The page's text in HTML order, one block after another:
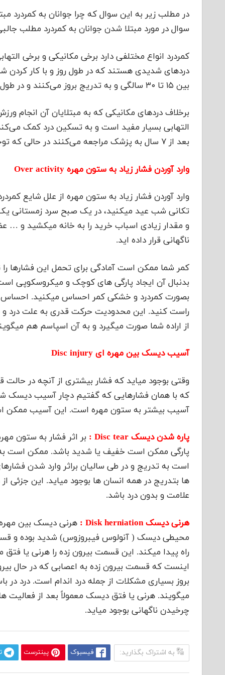
در مطلب زیر به این سوال که چرا جوانان به کمردرد
سوال در مورد مبتلا شدن جوانان به کمردرد مطلب
دردهای شدیدی هستند که در طول روز و با کار کردن
بین ۱۵ تا ۳۰ سالگی و به تدریج بروز می‌کنند و در طول شب و نزدیک صبح میزان شدت بیشتری دارند.
برخلاف دردهای مکانیکی که به مبتلایان آن انجام
التهابی بسیار مفید است و به تسکین درد کمک می‌کند.
بعد از ۷ سال به پزشک مراجعه می‌کنند در حالی که توجه به درد و مراجعه زودهنگام به رفع دلیل درد کمک خواهد کرد.
وارد آوردن فشار زیاد به ستون مهره Over activity
وارد آوردن فشار زیاد به ستون مهره از علل شایع
تکانی شب عید میکنید، در یک صبح سرد زمستانی یک
و مقدار زیادی اسباب خرید را به خانه میکشید و …
ناگهانی قرار داده اید.
کمر شما ممکن است آمادگی برای تحمل این فشارها
بدنبال آن ایجاد پارگی های کوچک و میکروسکوپی
بصورت کمردرد و خشکی کمر احساس میکنید. احساس
راست کنید. این محدودیت حرکت قدری به علت درد
از اراده شما صورت میگیرد و به آن اسپاسم هم
آسیب دیسک بین مهره ای Disc injury
وقتی بوجود میاید که فشار بیشتری از آنچه در
که با همان فشارهایی که گفتیم دچار آسیب دیسک
آسیب بیشتر به ستون مهره است. این آسیب ممکن
پاره شدن دیسک Disc tear :
بر اثر فشار به ستون
پارگی ممکن است خفیف یا شدید باشد. ممکن است به
است به تدریج و در طی سالیان براثر وارد شدن
ها بتدریج در همه انسان ها بوجود میاید. این
علامت و بدون درد باشد.
هرنی دیسک Disk herniation :
هرنی دیسک بین
محیطی دیسک ( آنولوس فیبروزوس) شدید بوده و
راه پیدا میکند. این قسمت بیرون زده را هرنی یا
اینست که قسمت بیرون زده به اعصابی که در حال
میگویند. هرنی یا فتق دیسک معمولاً بعد از
چرخیدن ناگهانی بوجود میاید.
به اشتراک بگذارید: فیسبوک پینترست